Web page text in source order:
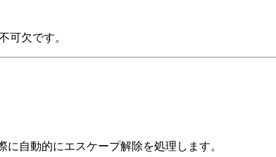
可欠です。
自動的にエスケープ解除を処理します。